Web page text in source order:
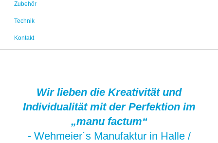
Zubehör
Technik
Kontakt
Wir lieben die Kreativität und
Individualität mit der Perfektion im
„manu factum“
- Wehmeier´s Manufaktur in Halle /